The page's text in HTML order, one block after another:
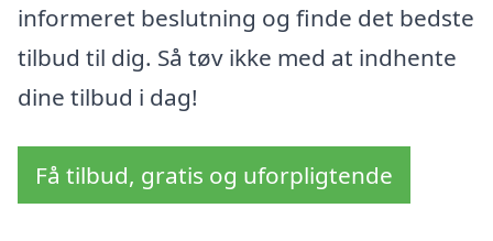
informeret beslutning og finde det bedste
tilbud til dig. Så tøv ikke med at indhente
dine tilbud i dag!
Få tilbud, gratis og uforpligtende